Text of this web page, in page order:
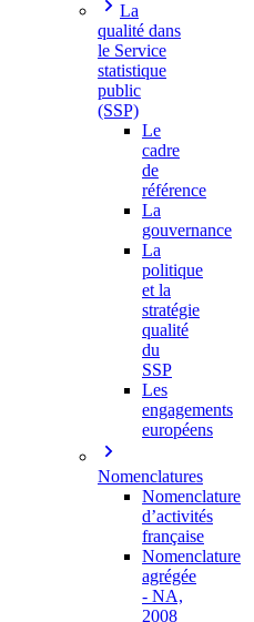
La
qualité dans
le Service
statistique
public
(SSP)
Le
cadre
de
référence
La
gouvernance
La
politique
et la
stratégie
qualité
du
SSP
Les
engagements
européens
Nomenclatures
Nomenclature
d’activités
française
Nomenclature
agrégée
- NA,
2008